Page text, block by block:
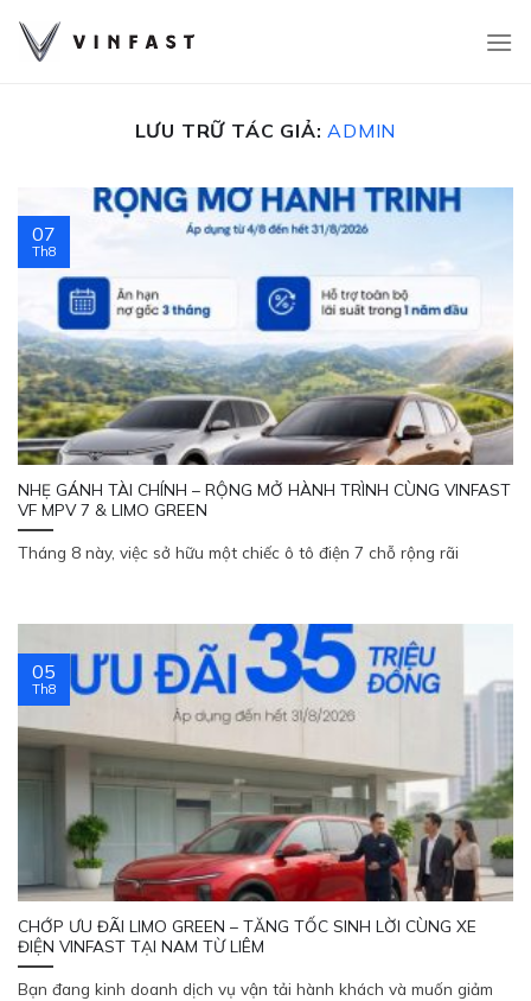
qua
LƯU TRỮ TÁC GIẢ:ADMIN
NHẸ GÁNH TÀI CHÍNH – RỘNG MỞ HÀNH TRÌNH CÙNG VINFAST
VF MPV 7 & LIMO GREEN
Tháng 8 này, việc sở hữu một chiếc ô tô điện 7 chỗ rộng rãi
07
Th8
CHỚP ƯU ĐÃI LIMO GREEN – TĂNG TỐC SINH LỜI CÙNG XE
ĐIỆN VINFAST TẠI NAM TỪ LIÊM
Bạn đang kinh doanh dịch vụ vận tải hành khách và muốn giảm
05
Th8